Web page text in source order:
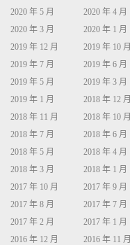
2020 年 5 月
2020 年 4 月
2020 年 3 月
2020 年 1 月
2019 年 12 月
2019 年 10 月
2019 年 7 月
2019 年 6 月
2019 年 5 月
2019 年 3 月
2019 年 1 月
2018 年 12 月
2018 年 11 月
2018 年 10 月
2018 年 7 月
2018 年 6 月
2018 年 5 月
2018 年 4 月
2018 年 3 月
2018 年 1 月
2017 年 10 月
2017 年 9 月
2017 年 8 月
2017 年 7 月
2017 年 2 月
2017 年 1 月
2016 年 12 月
2016 年 11 月